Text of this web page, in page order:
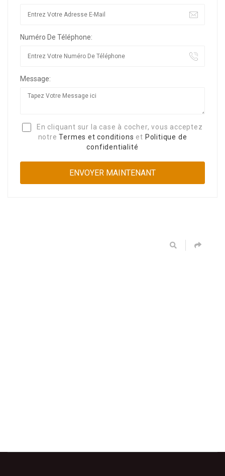
Numéro De Téléphone:
Message:
En cliquant sur la case à cocher, vous acceptez
notreTermes et conditions et Politique de
confidentialité